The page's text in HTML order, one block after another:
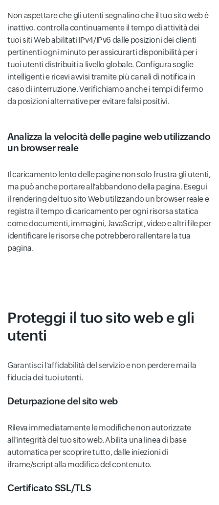
Non aspettare che gli utenti segnalino che il tuo sito web è
inattivo. controlla continuamente il tempo di attività dei
tuoi siti Web abilitati IPv4/IPv6 dalle posizioni dei clienti
pertinenti ogni minuto per assicurarti disponibilità per i
tuoi utenti distribuiti a livello globale. Configura soglie
intelligenti e ricevi avvisi tramite più canali di notifica in
caso di interruzione. Verifichiamo anche i tempi di fermo
da posizioni alternative per evitare falsi positivi.
Analizza la velocità delle pagine web utilizzando
un browser reale
Il caricamento lento delle pagine non solo frustra gli utenti,
ma può anche portare all'abbandono della pagina. Esegui
il rendering del tuo sito Web utilizzando un browser reale e
registra il tempo di caricamento per ogni risorsa statica
come documenti, immagini, JavaScript, video e altri file per
identificare le risorse che potrebbero rallentare la tua
pagina.
Proteggi il tuo sito web e gli
utenti
Garantisci l'affidabilità del servizio e non perdere mai la
fiducia dei tuoi utenti.
Deturpazione del sito web
Rileva immediatamente le modifiche non autorizzate
all'integrità del tuo sito web. Abilita una linea di base
automatica per scoprire tutto, dalle iniezioni di
iframe/script alla modifica del contenuto.
Certificato SSL/TLS